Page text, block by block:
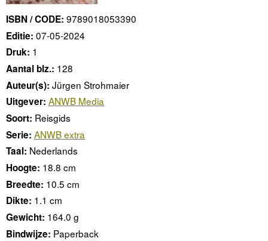
ISBN / CODE: 9789018053390
Editie: 07-05-2024
Druk: 1
Aantal blz.: 128
Auteur(s): Jürgen Strohmaier
Uitgever: ANWB Media
Soort: Reisgids
Serie: ANWB extra
Taal: Nederlands
Hoogte: 18.8 cm
Breedte: 10.5 cm
Dikte: 1.1 cm
Gewicht: 164.0 g
Bindwijze: Paperback